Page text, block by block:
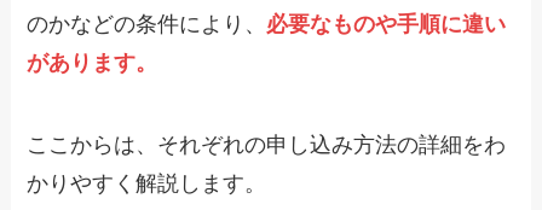
のかなどの条件により、 必要なものや手順に違い
があります。
ここからは、それぞれの申し込み方法の詳細をわ
かりやすく解説します。